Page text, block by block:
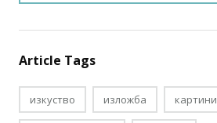
Article Tags
изкуство изложба картини